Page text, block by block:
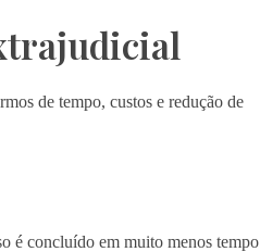
de tempo, custos e redução de
é concluído em muito menos tempo